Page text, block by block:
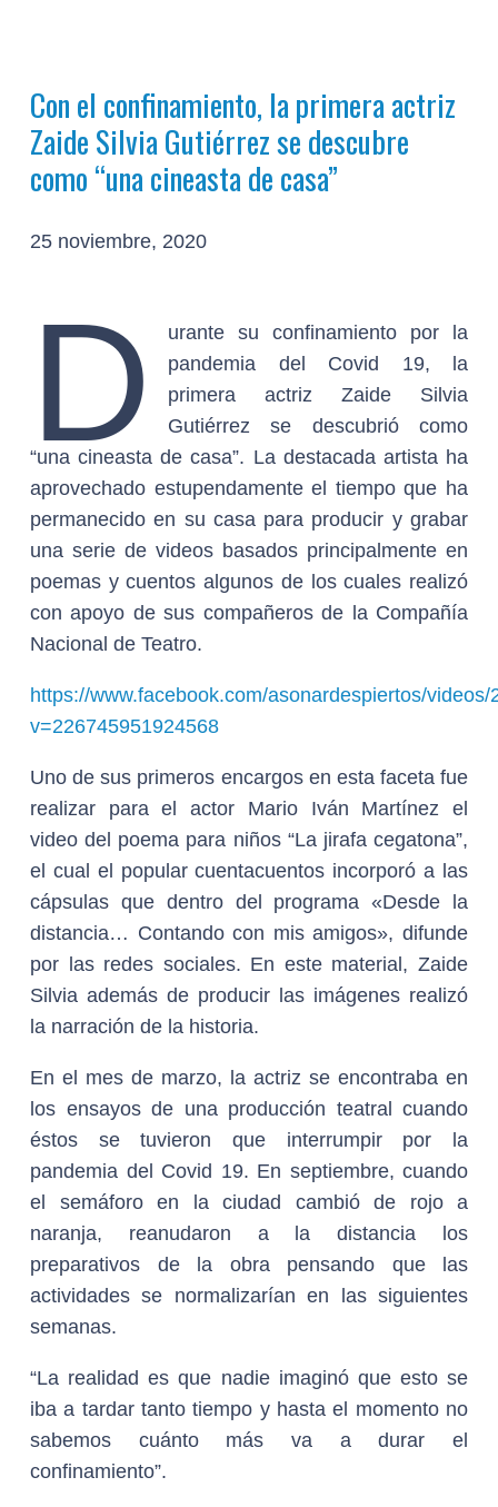
Con el confinamiento, la primera actriz
Zaide Silvia Gutiérrez se descubre
como “una cineasta de casa”
25 noviembre, 2020
D
urante su confinamiento por la
pandemia del Covid 19, la
primera actriz Zaide Silvia
Gutiérrez se descubrió como
“una cineasta de casa”. La destacada artista ha
aprovechado estupendamente el tiempo que ha
permanecido en su casa para producir y grabar
una serie de videos basados principalmente en
poemas y cuentos algunos de los cuales realizó
con apoyo de sus compañeros de la Compañía
Nacional de Teatro.
https://www.facebook.com/asonardespiertos/
v=226745951924568
Uno de sus primeros encargos en esta faceta fue
realizar para el actor Mario Iván Martínez el
video del poema para niños “La jirafa cegatona”,
el cual el popular cuentacuentos incorporó a las
cápsulas que dentro del programa «Desde la
distancia… Contando con mis amigos», difunde
por las redes sociales. En este material, Zaide
Silvia además de producir las imágenes realizó
la narración de la historia.
En el mes de marzo, la actriz se encontraba en
los ensayos de una producción teatral cuando
éstos se tuvieron que interrumpir por la
pandemia del Covid 19. En septiembre, cuando
el semáforo en la ciudad cambió de rojo a
naranja, reanudaron a la distancia los
preparativos de la obra pensando que las
actividades se normalizarían en las siguientes
semanas.
“La realidad es que nadie imaginó que esto se
iba a tardar tanto tiempo y hasta el momento no
sabemos cuánto más va a durar el
confinamiento”.